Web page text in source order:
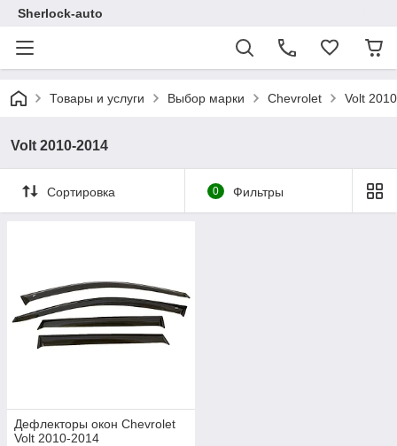
Sherlock-auto
Товары и услуги Выбор марки Chevrolet Volt
Volt 2010-2014
Сортировка 0 Фильтры
Дефлекторы окон Chevrolet
Volt 2010-2014